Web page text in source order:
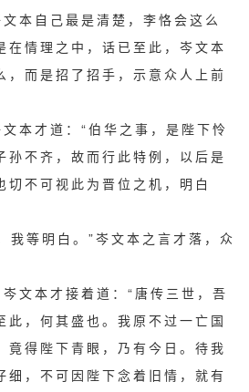
本自己最是清楚，李恪会这么
在情理之中，话已至此，岑文本
，而是招了招手，示意众人上前
本才道：“伯华之事，是陛下怜
孙不齐，故而行此特例，以后是
切不可视此为晋位之机，明白
等明白。”岑文本之言才落，众
文本才接着道：“唐传三世，吾
此，何其盛也。我原不过一亡国
竟得陛下青眼，乃有今日。待我
细，不可因陛下念着旧情，就有